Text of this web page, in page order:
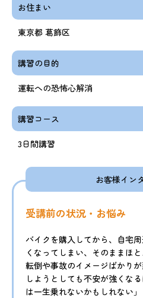
お住まい
東京都 葛飾区
講習の目的
運転への恐怖心解消
講習コース
3日間講習
お客様イン
受講前の状況・お悩み
バイクを購入してから、自宅
くなってしまい、そのままほ
転倒や事故のイメージばかり
しようとしても不安が強くな
は一生乗れないかもしれない」